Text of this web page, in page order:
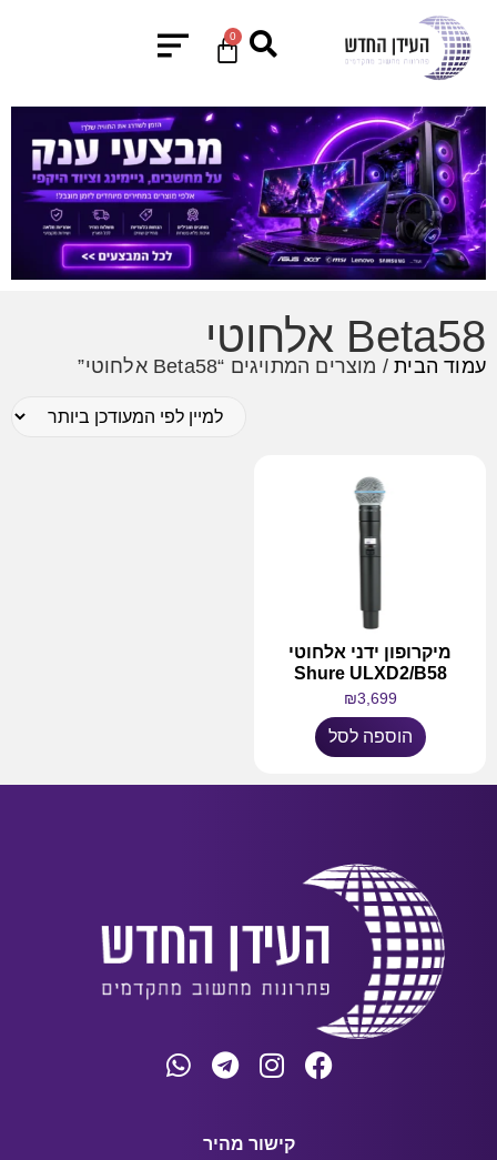
0
Beta58 אלחוטי
עמוד הבית/ מוצרים המתויגים “Beta58 אלחוטי”
מיקרופון ידני אלחוטי
Shure ULXD2/B58
₪3,699
הוספה לסל
קישור מהיר